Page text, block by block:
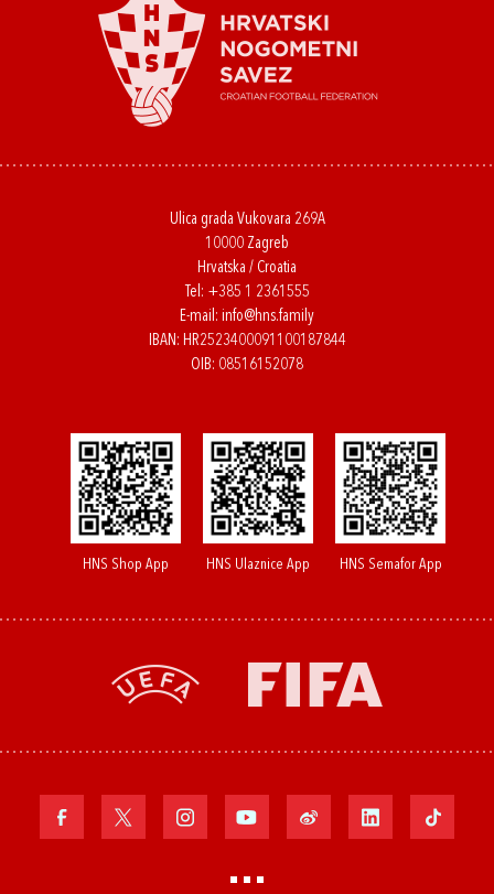
Ulica grada Vukovara 269A
10000 Zagreb
Hrvatska / Croatia
Tel: +385 1 2361555
E-mail: info@hns.family
IBAN: HR2523400091100187844
OIB: 08516152078
HNS Shop App HNS Ulaznice App HNS Semafor App